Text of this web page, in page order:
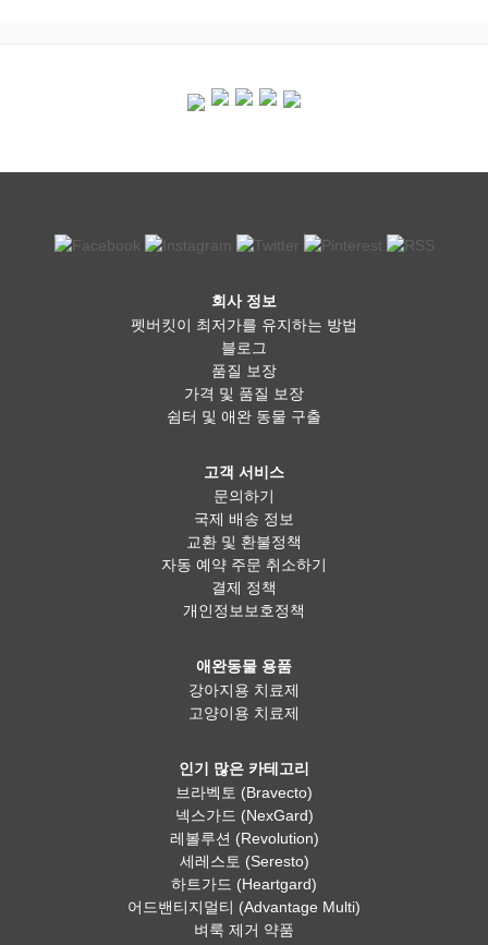
회사 정보
펫버킷이 최저가를 유지하는 방법
블로그
품질 보장
가격 및 품질 보장
쉼터 및 애완 동물 구출
고객 서비스
문의하기
국제 배송 정보
교환 및 환불정책
자동 예약 주문 취소하기
결제 정책
개인정보보호정책
애완동물 용품
강아지용 치료제
고양이용 치료제
인기 많은 카테고리
브라벡토 (Bravecto)
넥스가드 (NexGard)
레볼루션 (Revolution)
세레스토 (Seresto)
하트가드 (Heartgard)
어드밴티지멀티 (Advantage Multi)
벼룩 제거 약품